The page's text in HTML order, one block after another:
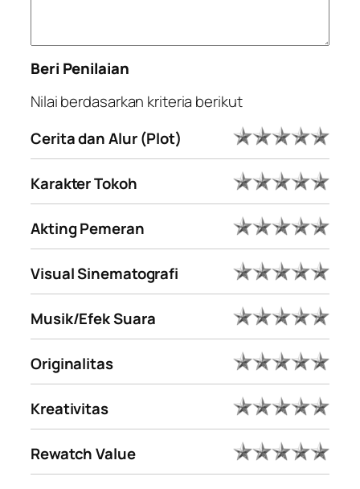
Beri Penilaian
Nilai berdasarkan kriteria berikut
Cerita dan Alur (Plot)
Karakter Tokoh
Akting Pemeran
Visual Sinematografi
Musik/Efek Suara
Originalitas
Kreativitas
Rewatch Value